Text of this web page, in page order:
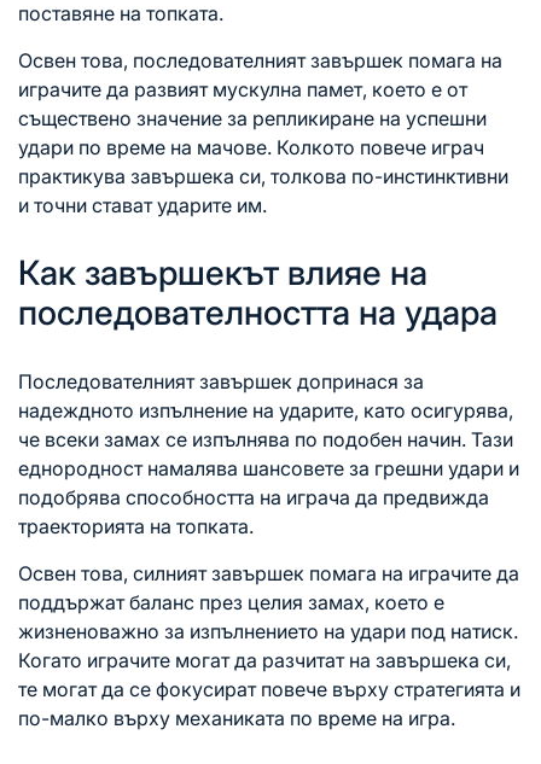
поставяне на топката.
Освен това, последователният завършек помага на
играчите да развият мускулна памет, което е от
съществено значение за репликиране на успешни
удари по време на мачове. Колкото повече играч
практикува завършека си, толкова по-инстинктивни
и точни стават ударите им.
Как завършекът влияе на
последователността на удара
Последователният завършек допринася за
надеждното изпълнение на ударите, като осигурява,
че всеки замах се изпълнява по подобен начин. Тази
еднородност намалява шансовете за грешни удари и
подобрява способността на играча да предвижда
траекторията на топката.
Освен това, силният завършек помага на играчите да
поддържат баланс през целия замах, което е
жизненоважно за изпълнението на удари под натиск.
Когато играчите могат да разчитат на завършека си,
те могат да се фокусират повече върху стратегията и
по-малко върху механиката по време на игра.